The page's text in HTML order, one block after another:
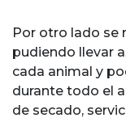
Por otro lado se
pudiendo llevar
cada animal y
durante todo el
de secado,